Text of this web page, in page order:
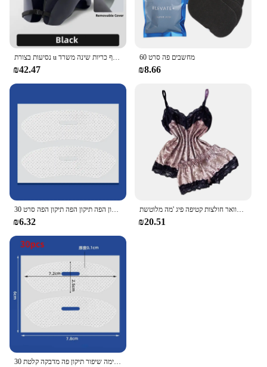
נסיעות בצורת u כרית זיכרון קצף כריות שינה משרד nap מכונית מטוס צוואר כרית ראש ארגונומי
₪42.47
60 מחשבים פה סרט
₪8.66
30 יח'\קופסא נגד נחירות מדבקות למבוגרים שינה לילה, שפה האף נשימה שיפור תיקון הפה תיקון הפה תיקון הפה סרט
₪6.32
סקסי הלבשה תחתונה נשים שינה ללבוש מכנסיים קצרים קשת קמול הצוואר חולצות קטיפה פיג 'מה מלוטשת пижама жама женская חם
₪20.51
30 יח'\אריזה נגד נחירות מדבקות שינה לילה שינה שפתיים נשימה שיפור תיקון פה מדבקה קלטת